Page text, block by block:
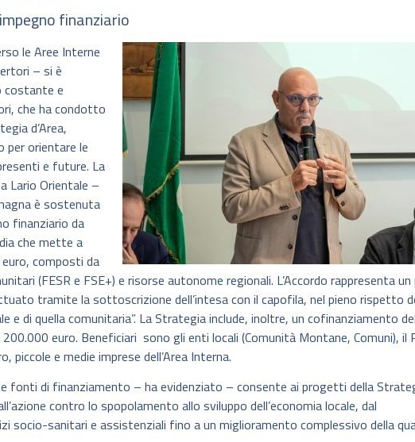
finanziario
le Aree Interne
– si è
e
che ha condotto
d’Area,
per orientare le
e future. La
Lario Orientale –
è sostenuta
finanziario da
che mette a
composti da
(FESR e FSE+) e risorse autonome regionali. L’Accordo rappresenta
tramite la sottoscrizione dell’intesa con il capofila, nel pieno rispetto
e di quella comunitaria”. La Strategia include, inoltre, un cofinanziamento del
euro. Beneficiari sono gli enti locali (Comunità Montane, Comuni), il
piccole e medie imprese dell’Area Interna.
fonti di finanziamento – ha evidenziato – consente ai progetti della
contro lo spopolamento allo sviluppo dell’economia locale, dal
socio-sanitari e assistenziali fino a un miglioramento complessivo della